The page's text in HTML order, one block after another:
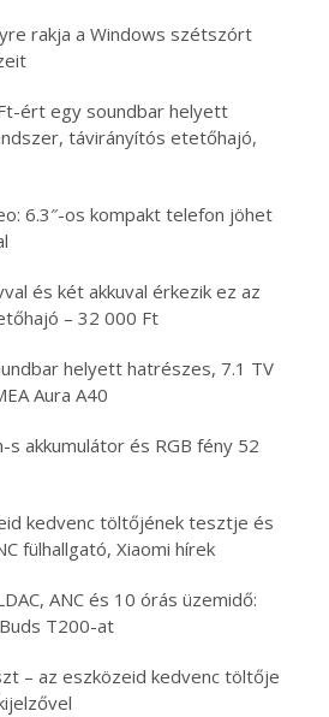
rakja a Windows szétszórt
ért egy soundbar helyett
távirányítós etetőhajó,
6.3″-os kompakt telefon jöhet
és két akkuval érkezik ez az
– 32 000 Ft
helyett hatrészes, 7.1 TV
Aura A40
s akkumulátor és RGB fény 52
kedvenc töltőjének tesztje és
fülhallgató, Xiaomi hírek
ANC és 10 órás üzemidő:
T200-at
– az eszközeid kedvenc töltője